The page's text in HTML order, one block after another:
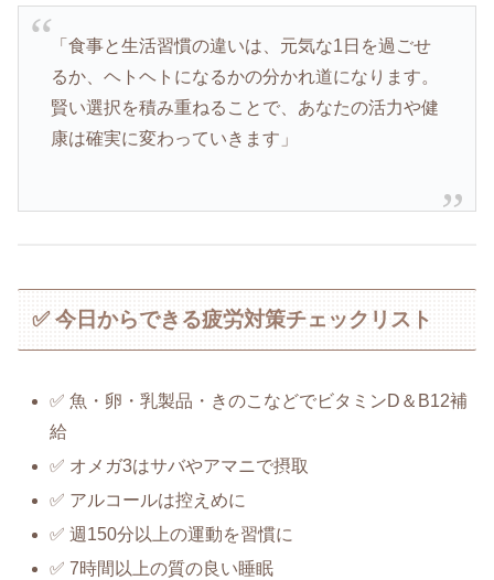
「食事と生活習慣の違いは、元気な1日を過ごせ
るか、ヘトヘトになるかの分かれ道になります。
賢い選択を積み重ねることで、あなたの活力や健
康は確実に変わっていきます」
✅ 今日からできる疲労対策チェックリスト
✅ 魚・卵・乳製品・きのこなどでビタミンD＆B12補
給
✅ オメガ3はサバやアマニで摂取
✅ アルコールは控えめに
✅ 週150分以上の運動を習慣に
✅ 7時間以上の質の良い睡眠